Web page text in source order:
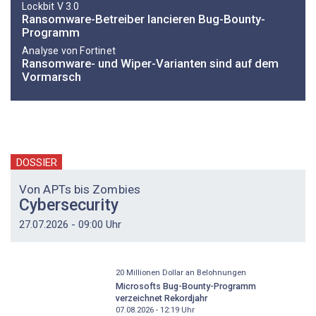
Lockbit V 3.0
Ransomware-Betreiber lancieren Bug-Bounty-
Programm
Analyse von Fortinet
Ransomware- und Wiper-Varianten sind auf dem
Vormarsch
DOSSIER
Von APTs bis Zombies
Cybersecurity
27.07.2026 - 09:00 Uhr
20 Millionen Dollar an Belohnungen
Microsofts Bug-Bounty-Programm
verzeichnet Rekordjahr
07.08.2026 - 12:19Uhr